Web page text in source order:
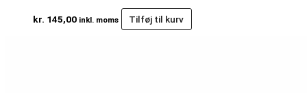
kr. 145,00 inkl. moms Tilføj til kurv